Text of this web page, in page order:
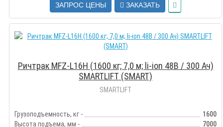
ЗАПРОС ЦЕНЫ ЗАКАЗАТЬ
Ричтрак MFZ-L16H (1600 кг; 7,0 м; li-ion 48В / 300 Ач)
SMARTLIFT (SMART)
SMARTLIFT
Грузоподъемность, кг -
1600
Высота подъема, мм -
7000